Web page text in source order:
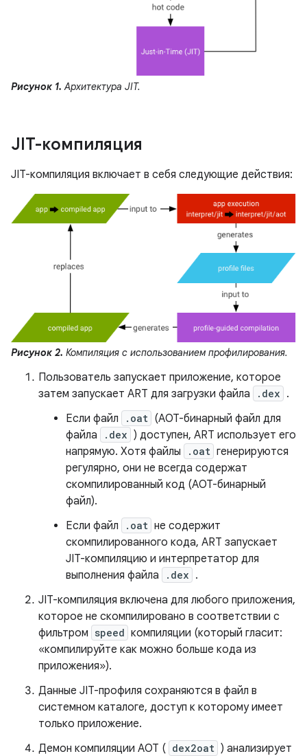
Рисунок 1. Архитектура JIT.
JIT-компиляция
JIT-компиляция включает в себя следующие действия:
Рисунок 2. Компиляция с использованием профилирования.
Пользователь запускает приложение, которое
затем запускает ART для загрузки файла
.dex .
Если файл
.oat (AOT-бинарный файл для
файла
.dex ) доступен, ART использует его
напрямую. Хотя файлы
.oat генерируются
регулярно, они не всегда содержат
скомпилированный код (AOT-бинарный
файл).
Если файл
.oat не содержит
скомпилированного кода, ART запускает
JIT-компиляцию и интерпретатор для
выполнения файла
.dex .
JIT-компиляция включена для любого приложения,
которое не скомпилировано в соответствии с
фильтром speed компиляции (который гласит:
«компилируйте как можно больше кода из
приложения»).
Данные JIT-профиля сохраняются в файл в
системном каталоге, доступ к которому имеет
только приложение.
Демон компиляции AOT ( dex2oat ) анализирует